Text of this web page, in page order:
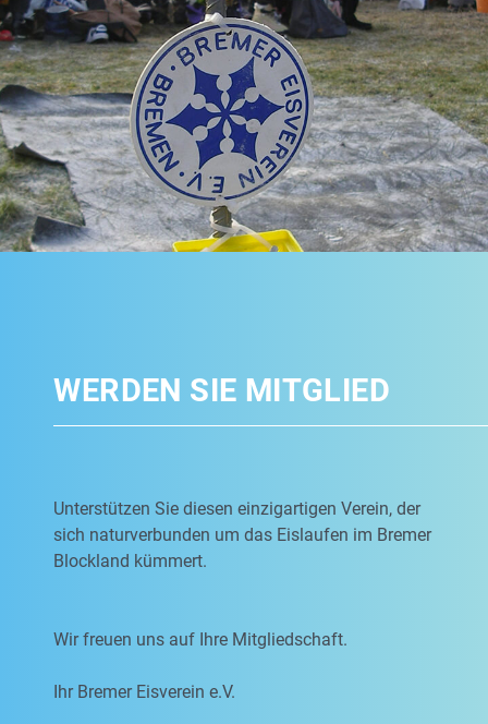
WERDEN SIE MITGLIED
Unterstützen Sie diesen einzigartigen Verein, der
sich naturverbunden um das Eislaufen im Bremer
Blockland kümmert.
Wir freuen uns auf Ihre Mitgliedschaft.
Ihr Bremer Eisverein e.V.